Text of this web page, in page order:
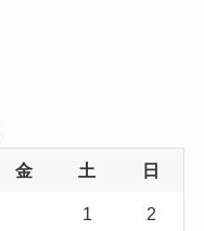
金 土 日
1 2